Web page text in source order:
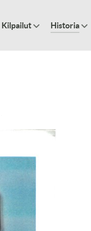
Kilpailut Historia